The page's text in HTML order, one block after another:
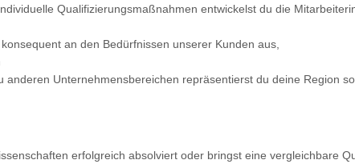
Qualifizierungsmaßnahmen entwickelst du die
an den Bedürfnissen unserer Kunden aus,
anderen Unternehmensbereichen repräsentierst du deine Region
erfolgreich absolviert oder bringst eine vergleichbare